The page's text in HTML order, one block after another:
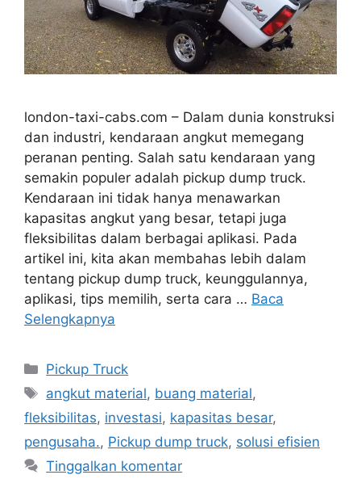
london-taxi-cabs.com – Dalam dunia konstruksi
dan industri, kendaraan angkut memegang
peranan penting. Salah satu kendaraan yang
semakin populer adalah pickup dump truck.
Kendaraan ini tidak hanya menawarkan
kapasitas angkut yang besar, tetapi juga
fleksibilitas dalam berbagai aplikasi. Pada
artikel ini, kita akan membahas lebih dalam
tentang pickup dump truck, keunggulannya,
aplikasi, tips memilih, serta cara … Baca
Selengkapnya
Kategori
Pickup Truck
Tag
angkut material, buang material,
fleksibilitas, investasi, kapasitas besar,
pengusaha., Pickup dump truck, solusi efisien
Tinggalkan komentar